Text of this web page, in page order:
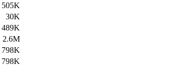
505K
30K
489K
2.6M
798K
798K